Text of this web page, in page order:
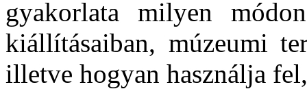
gyakorlata milyen
kiállításaiban, múzeumi
illetve hogyan használja